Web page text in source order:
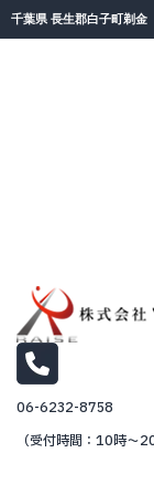
千葉県 長生郡白子町剃金
06-6232-8758
（受付時間：10時～